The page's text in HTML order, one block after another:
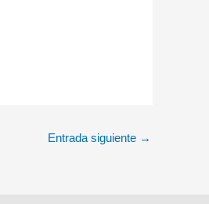
Entrada siguiente →